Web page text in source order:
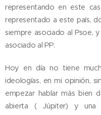
representando en este
representado a este país,
siempre asociado al Psoe,
asociado al PP.
Hoy en día no tiene
ideologías, en mi opinión,
empezar hablar más bien
abierta ( Júpiter) y una